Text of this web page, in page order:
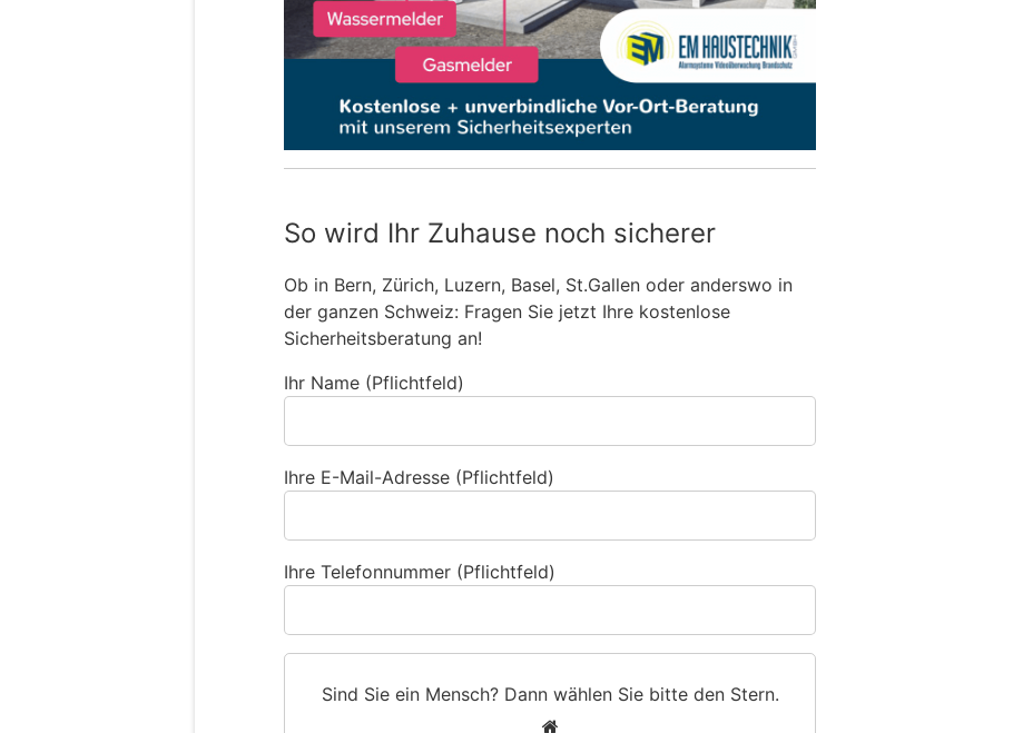
So wird Ihr Zuhause noch sicherer
Ob in Bern, Zürich, Luzern, Basel, St.Gallen oder anderswo in
der ganzen Schweiz: Fragen Sie jetzt Ihre kostenlose
Sicherheitsberatung an!
Ihr Name (Pflichtfeld)
Ihre E-Mail-Adresse (Pflichtfeld)
Ihre Telefonnummer (Pflichtfeld)
Sind Sie ein Mensch? Dann wählen Sie bitte den Stern.